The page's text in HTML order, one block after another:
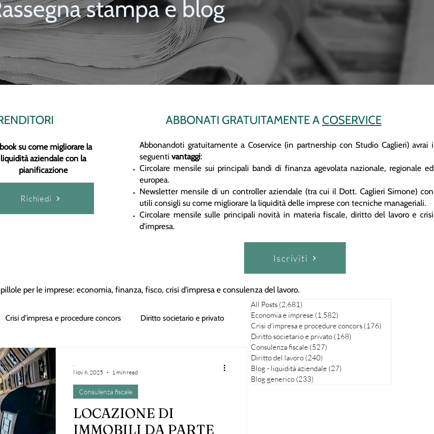
stampa e blog
su come migliorare la
liquidità aziendale con la
pianificazione
Richiedi
ABBONATI GRATUITAMENTE A COSERVICE
Abbonandoti gratuitamente a Coservice (in partnership con Studio Caglieri) avrai i
seguenti vantaggi:
Circolare mensile sui principali bandi di finanza agevolata nazionale, regionale ed
europea.
Newsletter mensile di un controller aziendale (tra cui il Dott. Caglieri Simone) con
utili consigli su come migliorare la liquidità delle imprese con tecniche manageriali.
Circolare mensile sulle principali novità in materia fiscale, diritto del lavoro e crisi
d'impresa.
Iscriviti
per le imprese: economia, finanza, fisco, crisi d'impresa e consulenza del lavoro.
Crisi d'impresa e procedure concors Diritto societario e privato
lavoro Blog - liquidità aziendale
LOCAZIONE DI
IMMOBILI DA PARTE
Consulenza fiscale
.
Nov 6, 2025
1 min read
All Posts (2,681)
Economia e imprese (1,582)
Crisi d'impresa e procedure concors (176)
Diritto societario e privato (168)
Consulenza fiscale (527)
Diritto del lavoro (240)
Blog - liquidità aziendale (27)
Blog generico (233)